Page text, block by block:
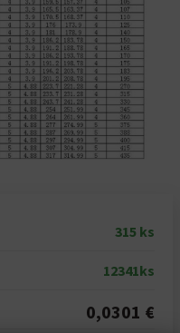
315 ks
12341ks
0,0301 €